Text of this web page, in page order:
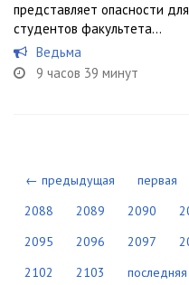
представляет опасности для
студентов факультета...
Ведьма
9 часов 39 минут
← предыдущая первая
2088
2089 2090
2095
2096 2097
2102
2103 последняя